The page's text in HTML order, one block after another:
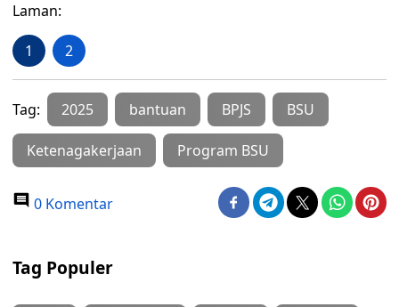
Laman:
1 2
Tag: 2025 bantuan BPJS BSU
Ketenagakerjaan Program BSU
0 Komentar
Tag Populer